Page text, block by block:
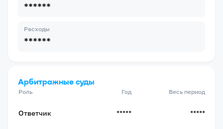
******
Расходы
******
Арбитражные суды
Роль Год Весь период
Ответчик ***** *****